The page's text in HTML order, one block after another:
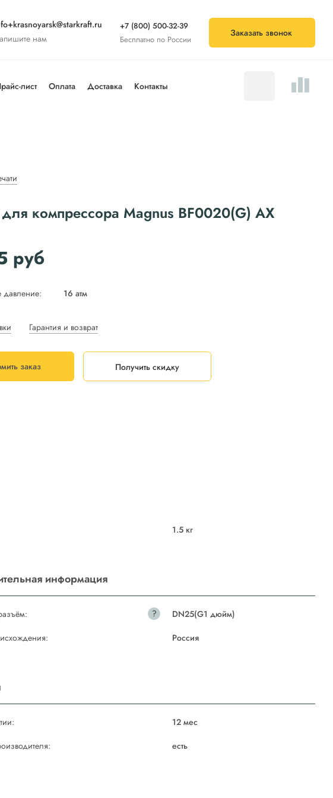
нам
+7 (800) 500-32-39
Бесплатно по России
Заказать звонок
лист Оплата Доставка Контакты
компрессора Magnus BF0020(G) АХ
руб
16 атм
Гарантия и возврат
заказ Получить скидку
1.5 кг
информация
?
DN25(G1 дюйм)
Россия
12 мес
есть